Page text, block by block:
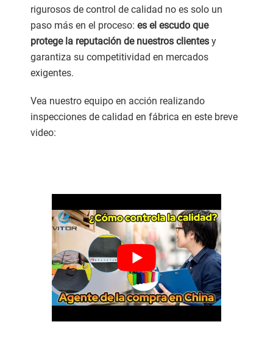
rigurosos de control de calidad no es solo un
paso más en el proceso: es el escudo que
protege la reputación de nuestros clientes y
garantiza su competitividad en mercados
exigentes.
Vea nuestro equipo en acción realizando
inspecciones de calidad en fábrica en este breve
video: